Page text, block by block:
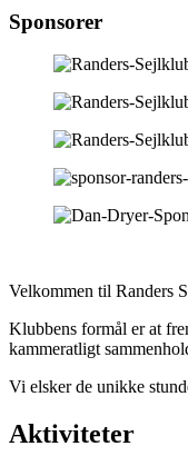
Sponsorer
Velkommen til Randers
Klubbens formål er at
kammeratligt
Vi elsker de unikke
Aktiviteter